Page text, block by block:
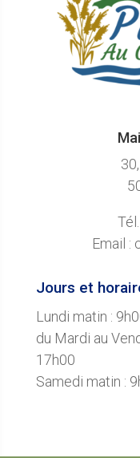
Email :
Jours et
Lundi matin :
du Mardi au
17h00
Samedi matin :